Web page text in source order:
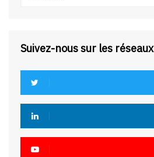
Suivez-nous sur les réseaux